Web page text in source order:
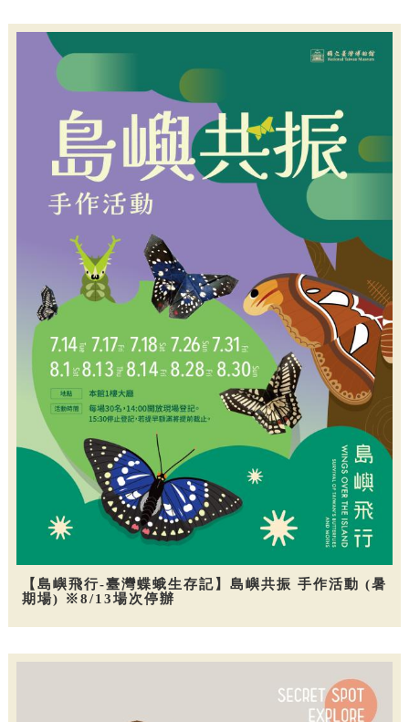
【島嶼飛行-臺灣蝶蛾生存記】島嶼共振 手作活動 (暑
期場) ※8/13場次停辦